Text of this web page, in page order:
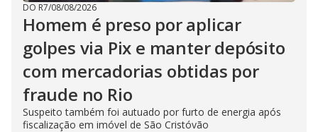
DO R7/08/08/2026
Homem é preso por aplicar
golpes via Pix e manter depósito
com mercadorias obtidas por
fraude no Rio
Suspeito também foi autuado por furto de energia após
fiscalização em imóvel de São Cristóvão